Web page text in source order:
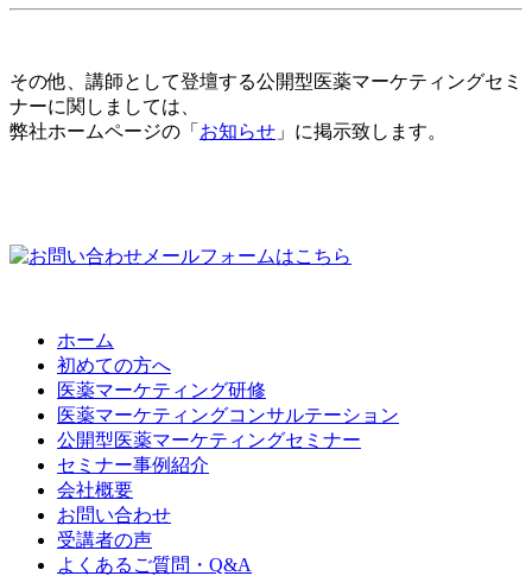
その他、講師として登壇する公開型医薬マーケティングセミ
ナーに関しましては、
弊社ホームページの「 お知らせ 」に掲示致します。
ホーム
初めての方へ
医薬マーケティング研修
医薬マーケティングコンサルテーション
公開型医薬マーケティングセミナー
セミナー事例紹介
会社概要
お問い合わせ
受講者の声
よくあるご質問・Q&A